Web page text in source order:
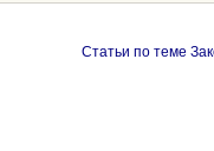
Статьи по теме